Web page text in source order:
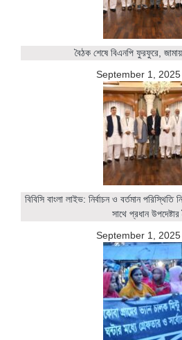
বৈঠক শেষে বিএনপি ফুরফুরে,
September 1, 2025
বিবিসি বাংলা লাইভ: নির্বাচন ও বর্তমান
সাথে প্রধান
September 1, 2025